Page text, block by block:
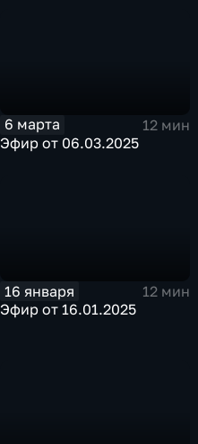
6 марта
12 мин
Эфир от 06.03.2025
16 января
12 мин
Эфир от 16.01.2025